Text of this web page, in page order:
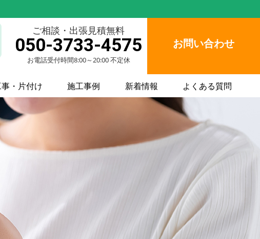
ご相談・出張見積無料
050-3733-4575
お電話受付時間8:00～20:00 不定休
お問い合わせ
・片付け 施工事例 新着情報 よくある質問